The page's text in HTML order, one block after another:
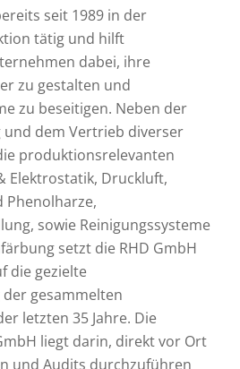
seit 1989 in der
tätig und hilft
dabei, ihre
zu gestalten und
zu beseitigen. Neben der
dem Vertrieb diverser
produktionsrelevanten
Elektrostatik, Druckluft,
Phenolharze,
sowie Reinigungssysteme
setzt die RHD GmbH
die gezielte
gesammelten
letzten 35 Jahre. Die
liegt darin, direkt vor Ort
und Audits durchzuführen